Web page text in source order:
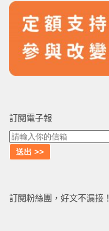
訂閱電子報
訂閱粉絲團，好文不漏接！